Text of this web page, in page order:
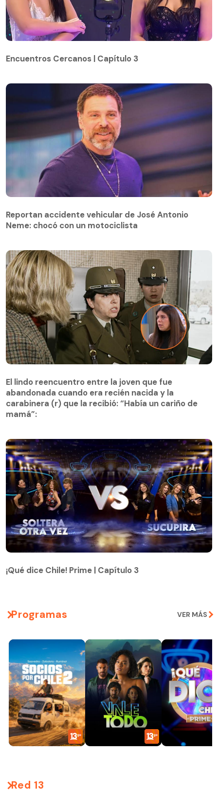
Encuentros Cercanos | Capítulo 3
Reportan accidente vehicular de José Antonio
Neme: chocó con un motociclista
abandonada cuando era recién nacida y la
carabinera (r) que la recibió: “Había un cariño de
mamá”:
El lindo reencuentro entre la joven que fue
abandonada cuando era recién nacida y la
carabinera (r) que la recibió: “Había un cariño de
mamá”:
¡Qué dice Chile! Prime | Capítulo 3
Programas VER MÁS
Red 13